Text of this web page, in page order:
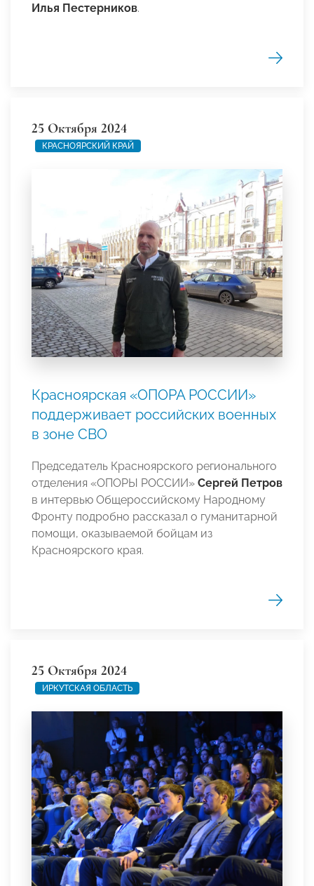
Илья Пестерников.
25 Октября 2024
КРАСНОЯРСКИЙ КРАЙ
Красноярская «ОПОРА РОССИИ»
поддерживает российских военных
в зоне СВО
Председатель Красноярского регионального
отделения «ОПОРЫ РОССИИ» Сергей Петров
в интервью Общероссийскому Народному
Фронту подробно рассказал о гуманитарной
помощи, оказываемой бойцам из
Красноярского края.
25 Октября 2024
ИРКУТСКАЯ ОБЛАСТЬ